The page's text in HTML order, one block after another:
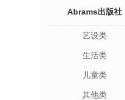
Abrams出版社
艺设类
生活类
儿童类
其他类